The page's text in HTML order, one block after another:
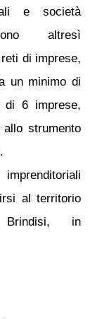
e società
altresì
di imprese,
un minimo di
6 imprese,
strumento
al territorio
in